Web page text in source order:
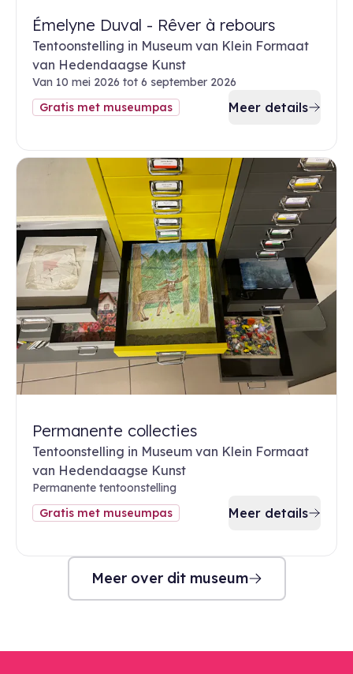
Émelyne Duval - Rêver à rebours
Tentoonstelling in Museum van Klein Formaat
van Hedendaagse Kunst
Van 10 mei 2026 tot 6 september 2026
Gratis met museumpas
Meer details
Permanente collecties
Tentoonstelling in Museum van Klein Formaat
van Hedendaagse Kunst
Permanente tentoonstelling
Gratis met museumpas
Meer details
Meer over dit museum